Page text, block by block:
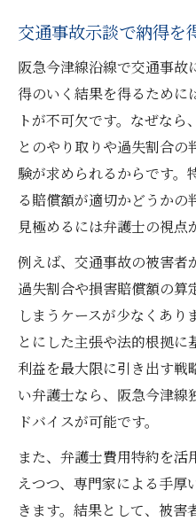
交通事故示談で納得を
阪急今津線沿線で交通事故
得のいく結果を得るために
トが不可欠です。なぜな
とのやり取りや過失割合
験が求められるからです。
る賠償額が適切かどうかの
見極めるには弁護士の視点
例えば、交通事故の被害者
過失割合や損害賠償額の算
しまうケースが少なくあり
とにした主張や法的根拠
利益を最大限に引き出す戦
い弁護士なら、阪急今津線
ドバイスが可能です。
また、弁護士費用特約を活
えつつ、専門家による手厚
きます。結果として、被害